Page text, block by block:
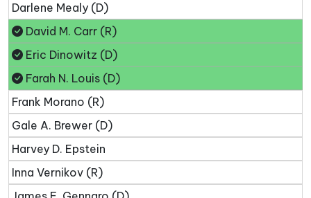
Darlene Mealy (D)
David M. Carr (R)
Eric Dinowitz (D)
Farah N. Louis (D)
Frank Morano (R)
Gale A. Brewer (D)
Harvey D. Epstein
Inna Vernikov (R)